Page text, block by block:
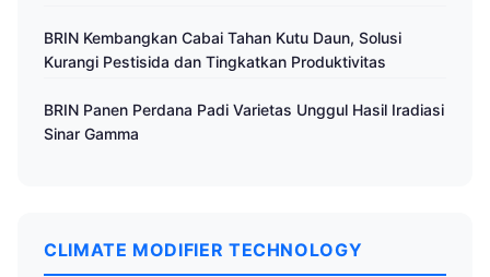
BRIN Kembangkan Cabai Tahan Kutu Daun, Solusi
Kurangi Pestisida dan Tingkatkan Produktivitas
BRIN Panen Perdana Padi Varietas Unggul Hasil Iradiasi
Sinar Gamma
CLIMATE MODIFIER TECHNOLOGY